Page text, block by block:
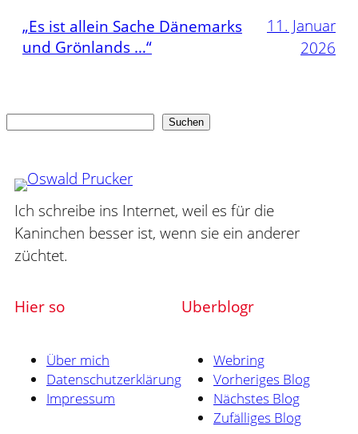
„Es ist allein Sache Dänemarks
und Grönlands …“
11. Januar
2026
Suchen
Ich schreibe ins Internet, weil es für die
Kaninchen besser ist, wenn sie ein anderer
züchtet.
Hier so
Über mich
Datenschutzerklärung
Impressum
Uberblogr
Webring
Vorheriges Blog
Nächstes Blog
Zufälliges Blog